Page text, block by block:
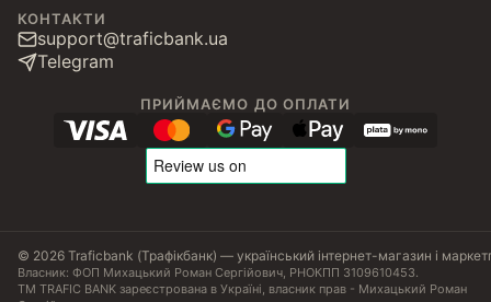
КОНТАКТИ
support@traficbank.ua
Telegram
ПРИЙМАЄМО ДО ОПЛАТИ
© 2026 Traficbank (Трафікбанк) — український інтернет-магазин і
Власник: ФОП Михацький Роман Сергійович, РНОКПП 3109610453.
ТМ TRAFIC BANK зареєстрована в Україні, власник прав - Михацький Роман